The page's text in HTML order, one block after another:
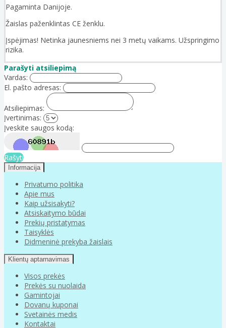
Pagaminta Danijoje.
Žaislas paženklintas CE ženklu.
Įspėjimas! Netinka jaunesniems nei 3 metų vaikams. Užspringimo
rizika.
Parašyti atsiliepimą
Vardas:
El. pašto adresas:
Atsiliepimas:
Įvertinimas:
Įveskite saugos kodą:
Rašyti
Informacija
Privatumo politika
Apie mus
Kaip užsisakyti?
Atsiskaitymo būdai
Prekių pristatymas
Taisyklės
Didmeninė prekyba žaislais
Klientų aptarnavimas
Visos prekės
Prekės su nuolaida
Gamintojai
Dovanų kuponai
Svetainės medis
Kontaktai